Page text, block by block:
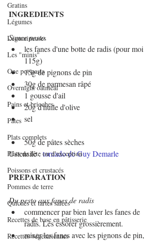
Gratins
Légumes
Légumineuses
Les "minis"
One pot pasta
Overnight oatmeal
Pains et brioches
Pâtes
Plats complets
Plats de fête ou d'exception
Poissons et crustacés
Pommes de terre
Quiches et tartes salées
Recettes de base en pâtisserie
Recettes végétariennes
INGREDIENTS
Sauce pesto
les fanes d'une botte de radis (pour moi
115g)
15g de pignons de pin
30g de parmesan râpé
1 gousse d'ail
20g d'huile d'olive
sel
50g de pâtes sèches
Ustensile : tornado de Guy Demarle
PREPARATION
Du pesto aux fanes de radis
commencer par bien laver les fanes de
radis. Les essorer grossièrement.
mixer les fanes avec les pignons de pin,